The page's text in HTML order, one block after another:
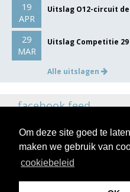
Om deze site goed te
maken we gebruik van
cookiebeleid
19
APR
Uitslag O12-circuit
29
MAR
Uitslag Competitie
Alle uitslagen
facebook feed
volg ons op